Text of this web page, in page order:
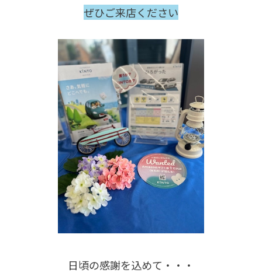
ぜひご来店ください
日頃の感謝を込めて・・・